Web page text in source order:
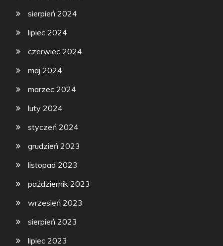
sierpień 2024
lipiec 2024
czerwiec 2024
maj 2024
marzec 2024
luty 2024
styczeń 2024
grudzień 2023
listopad 2023
październik 2023
wrzesień 2023
sierpień 2023
lipiec 2023